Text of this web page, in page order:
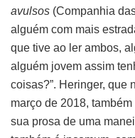
avulsos (Companhia
alguém com mais
que tive ao ler ambos,
alguém jovem assim
coisas?”. Heringer, que
março de 2018,
sua prosa de uma